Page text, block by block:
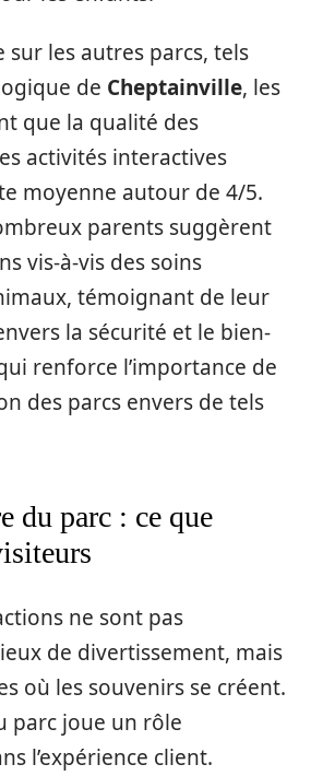
sur les autres parcs, tels
de Cheptainville, les
que la qualité des
activités interactives
moyenne autour de 4/5.
parents suggèrent
vis-à-vis des soins
témoignant de leur
la sécurité et le bien-
renforce l’importance de
des parcs envers de tels
du parc : ce que
ne sont pas
de divertissement, mais
où les souvenirs se créent.
parc joue un rôle
l’expérience client.